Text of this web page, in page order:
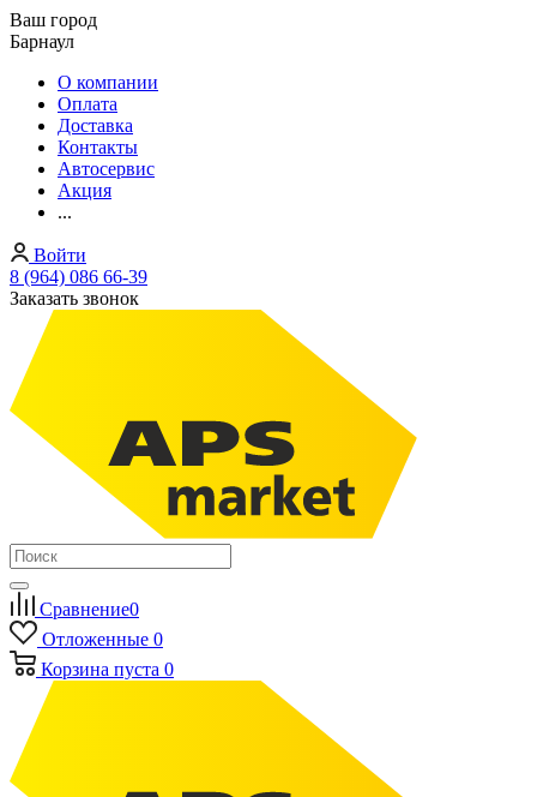
Ваш город
Барнаул
О компании
Оплата
Доставка
Контакты
Автосервис
Акция
...
Войти
8 (964) 086 66-39
Заказать звонок
Сравнение0
Отложенные 0
Корзина пуста 0